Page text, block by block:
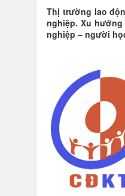
Thị trường lao
nghiệp. Xu
nghiệp – người